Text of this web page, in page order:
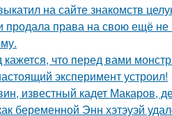
на сайте знакомств
продала права на свою ещё не
что перед вами
эксперимент устроил!
известный кадет Макаров,
беременной Энн хэтэуэй